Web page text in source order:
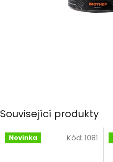
Související produkty
Novinka Kód: 1081